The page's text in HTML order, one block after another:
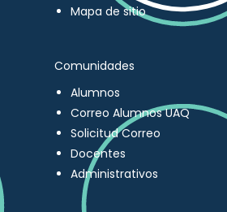
Mapa de sitio
Comunidades
Alumnos
Correo Alumnos UAQ
Solicitud Correo
Docentes
Administrativos